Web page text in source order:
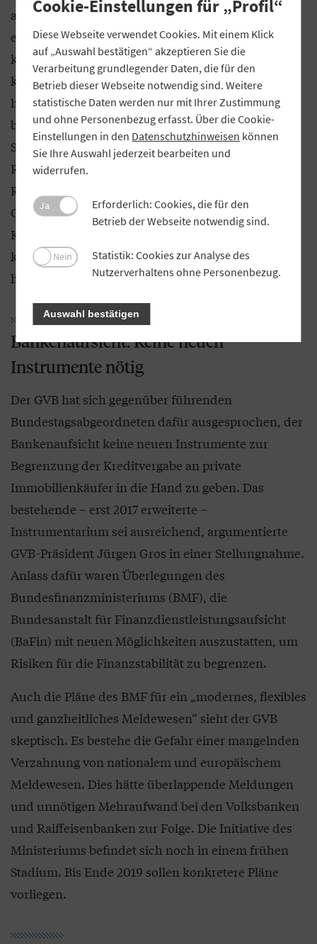
außergewöhnlich hoch. Deshalb zeigt auch der
eigens zur Steuerung des Kapitalpuffers
konstruierte Indikator („Kredit-BIP-Lücke“) derzeit
keinen Handlungsbedarf an. Fraglich ist darüber
hinaus, weshalb die BaFin den Puffer aktiviert,
bevor die Ergebnisse des derzeit laufenden LSI-
Stresstests vorliegen. Anhand der Stresstest-
Resultate hätte die Aufsicht ein genaueres Bild zur
Risikolage. Grundsätzlich laufen die Aufseher
Gefahr, mit der Erhöhung von
Kapitalanforderungen in einem unsicheren
konjunkturellen Umfeld prozyklische Effekte
hervorzurufen.
Bankenaufsicht: Keine neuen
Instrumente nötig
Der GVB hat sich gegenüber führenden
Bundestagsabgeordneten dafür ausgesprochen, der
Bankenaufsicht keine neuen Instrumente zur
Begrenzung der Kreditvergabe an private
Immobilienkäufer in die Hand zu geben. Das
bestehende – erst 2017 erweiterte –
Instrumentarium sei ausreichend, argumentierte
GVB-Präsident Jürgen Gros in einer Stellungnahme.
Anlass dafür waren Überlegungen des
Bundesfinanzministeriums (BMF), die
Bundesanstalt für Finanzdienstleistungsaufsicht
(BaFin) mit neuen Möglichkeiten auszustatten, um
Risiken für die Finanzstabilität zu begrenzen.
Auch die Pläne des BMF für ein „modernes, flexibles
und ganzheitliches Meldewesen“ sieht der GVB
skeptisch. Es bestehe die Gefahr einer mangelnden
Verzahnung von nationalem und europäischem
Meldewesen. Dies hätte überlappende Meldungen
und unnötigen Mehraufwand bei den Volksbanken
und Raiffeisenbanken zur Folge. Die Initiative des
Ministeriums befindet sich noch in einem frühen
Stadium. Bis Ende 2019 sollen konkretere Pläne
vorliegen.
Cookie-Einstellungen für „Profil“
Diese Webseite verwendet Cookies. Mit einem Klick
auf „Auswahl bestätigen“ akzeptieren Sie die
Verarbeitung grundlegender Daten, die für den
Betrieb dieser Webseite notwendig sind. Weitere
statistische Daten werden nur mit Ihrer Zustimmung
und ohne Personenbezug erfasst. Über die Cookie-
Einstellungen in den Datenschutzhinweisen können
Sie Ihre Auswahl jederzeit bearbeiten und
widerrufen.
Ja
Erforderlich: Cookies, die für den
Betrieb der Webseite notwendig sind.
Nein
Statistik: Cookies zur Analyse des
Nutzerverhaltens ohne Personenbezug.
Auswahl bestätigen